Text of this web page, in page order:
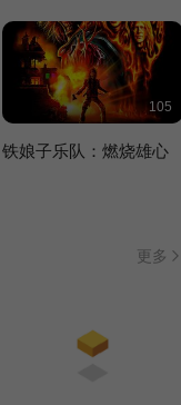
105
铁娘子乐队：燃烧雄心
更多